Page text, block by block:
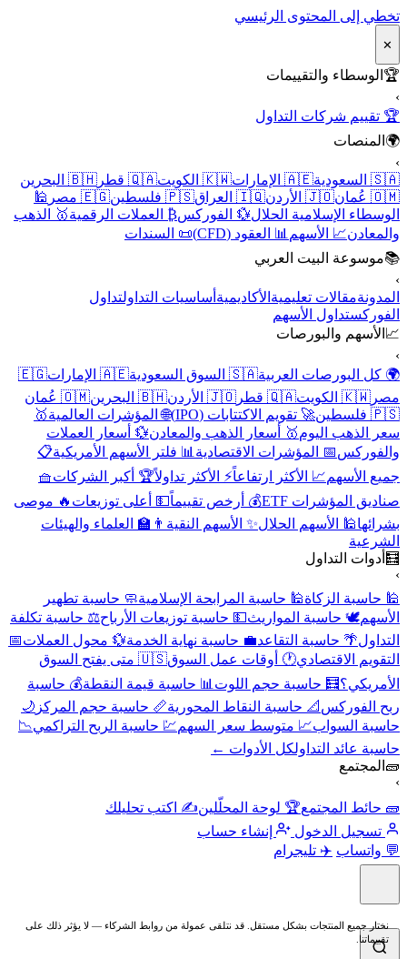
تخطي إلى المحتوى الرئيسي
✕
🏆الوسطاء والتقييمات
🏆 تقييم شركات التداول
🌍المنصات
🇸🇦 السعودية
🇦🇪 الإمارات 🇰🇼 الكويت 🇶🇦 قطر
🇧🇭 البحرين
🇴🇲 عُمان
🇯🇴 الأردن 🇮🇶 العراق 🇵🇸 فلسطين 🇪🇬 مصر
🕌
الوسطاء الإسلامية الحلال 💱 الفوركس ₿ العملات الرقمية🥇 الذهب
والمعادن📈 الأسهم📊 العقود (CFD)
📜 السندات
📚موسوعة البيت العربي
المدونةمقالات تعليميةالأكاديميةأساسيات التداولتداول
الفوركستداول الأسهم
📈الأسهم والبورصات
🌍 كل البورصات العربية🇸🇦 السوق السعودية 🇦🇪 الإمارات
🇪🇬
مصر 🇰🇼 الكويت 🇶🇦 قطر 🇯🇴 الأردن 🇧🇭 البحرين
🇴🇲 عُمان
🇵🇸 فلسطين
🚀 تقويم الاكتتابات (IPO) 🌐 المؤشرات العالمية🥇
سعر الذهب اليوم🥇 أسعار الذهب والمعادن💱 أسعار العملات
والفوركس 📅 المؤشرات الاقتصادية📊 فلتر الأسهم الأمريكية📋
جميع الأسهم📈 الأكثر ارتفاعاً⚡ الأكثر تداولاً🏆 أكبر الشركات🧺
صناديق المؤشرات ETF
💰 أرخص تقييماً💵 أعلى توزيعات🔥 موصى
بشرائها🕌 الأسهم الحلال ✨ الأسهم النقية👨‍🏫 العلماء والهيئات
الشرعية
🧮أدوات التداول
🕌 حاسبة الزكاة🕌 حاسبة المرابحة الإسلامية🧼 حاسبة تطهير
الأسهم🕊️ حاسبة المواريث💵 حاسبة توزيعات الأرباح⚖️ حاسبة تكلفة
التداول 🌴 حاسبة التقاعد💼 حاسبة نهاية الخدمة💱 محول العملات📅
التقويم الاقتصادي🕐 أوقات عمل السوق
🇺🇸 متى يفتح السوق
الأمريكي؟🧮 حاسبة حجم اللوت📊 حاسبة قيمة النقطة💰 حاسبة
ربح الفوركس 📐 حاسبة النقاط المحورية📏 حاسبة حجم المركز 🌙
حاسبة السواب📈 متوسط سعر السهم💹 حاسبة الربح التراكمي 📉
حاسبة عائد التداولكل الأدوات ←
🧱المجتمع
🧱 حائط المجتمع🏆 لوحة المحلّلين✍️ اكتب تحليلك
تسجيل الدخول
إنشاء حساب
💬 واتساب ✈️ تليجرام
نختار جميع المنتجات بشكل مستقل. قد نتلقى عمولة من روابط الشركاء — لا يؤثر ذلك على
تقييماتنا.